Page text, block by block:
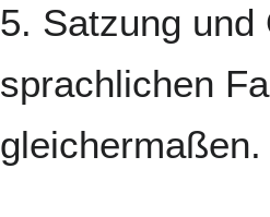
5. Satzung und
sprachlichen
gleichermaßen.